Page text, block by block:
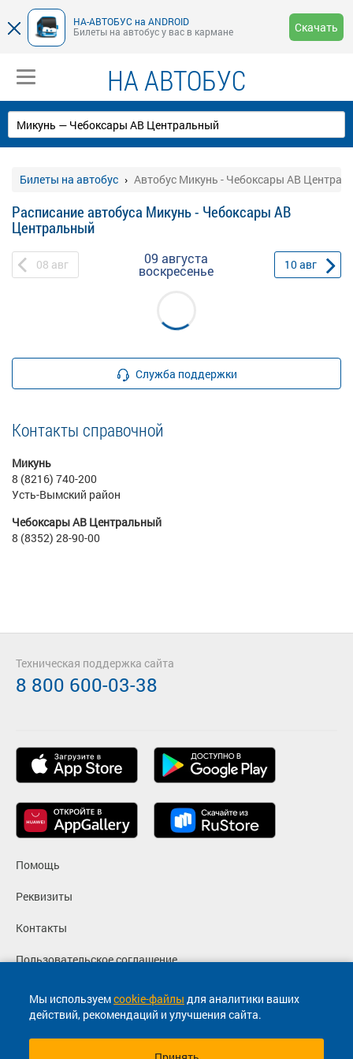
НА-АВТОБУС на ANDROID
Билеты на автобус у вас в кармане
Скачать
НА АВТОБУС
Билеты на автобус Автобус Микунь - Чебоксары АВ
Расписание автобуса Микунь - Чебоксары АВ
Центральный
08 авг 09 августа
воскресенье 10авг
Служба поддержки
Контакты справочной
Микунь
8 (8216) 740-200
Усть-Вымский район
Чебоксары АВ Центральный
8 (8352) 28-90-00
Мы используемcookie-файлы для аналитики ваших
действий, рекомендаций и улучшения сайта.
Помощь
Реквизиты
Контакты
Пользовательское соглашение
Политика конфиденциальности
Согласие на маркетинговые сообщения
Техническая поддержка сайта
8 800 600-03-38